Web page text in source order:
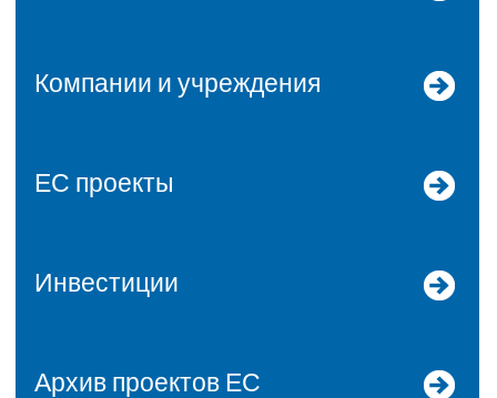
Компании и учреждения
ЕС проекты
Инвестиции
Архив проектов ЕС